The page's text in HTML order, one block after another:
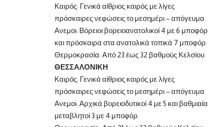
Καιρός: Γενικά αίθριος καιρός με λίγες
πρόσκαιρες νεφώσεις το μεσημέρι – απόγευμα.
Ανεμοι: Βόρειοι βορειοανατολικοί 4 με 6 μποφόρ
και πρόσκαιρα στα ανατολικά τοπικά 7 μποφόρ.
Θερμοκρασία: Από 23 έως 32 βαθμούς Κελσίου.
ΘΕΣΣΑΛΟΝΙΚΗ
Καιρός: Γενικά αίθριος καιρός με λίγες
πρόσκαιρες νεφώσεις το μεσημέρι – απόγευμα.
Ανεμοι: Αρχικά βορειοδυτικοί 4 με 5 και βαθμιαία
μεταβλητοί 3 με 4 μποφόρ.